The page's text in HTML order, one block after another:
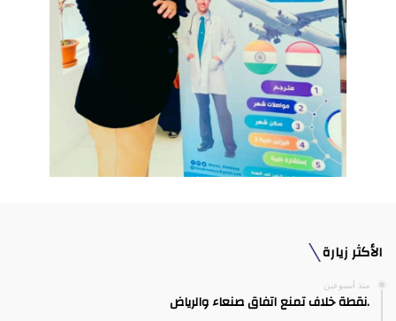
الأكثر زيارة
منذ أسبوعين
.نقطة خلاف تمنع اتفاق صنعاء والرياض